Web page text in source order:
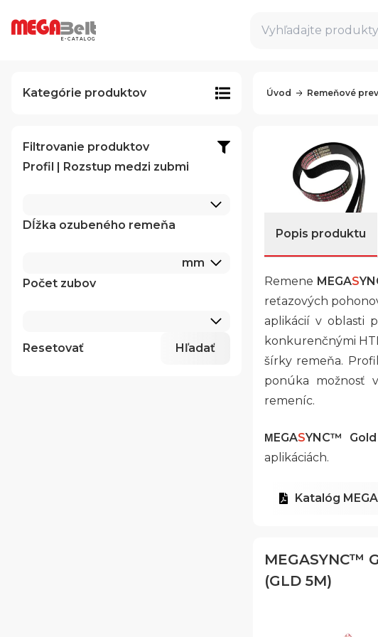
E-CATALOG
Vyhľadajte
Kategórie produktov
Filtrovanie produktov
Profil | Rozstup medzi zubmi
Dĺžka ozubeného remeňa
mm
Počet zubov
Resetovať Hľadať
Úvod Remeňové
Popis produktu
Remene MEGAS
reťazových
aplikácií v oblasti
konkurenčnými
šírky remeňa. Profil
ponúka možnosť
remeníc.
M EGASYNC™
aplikáciách.
Katalóg
MEGASYNC™
(GLD 5M)